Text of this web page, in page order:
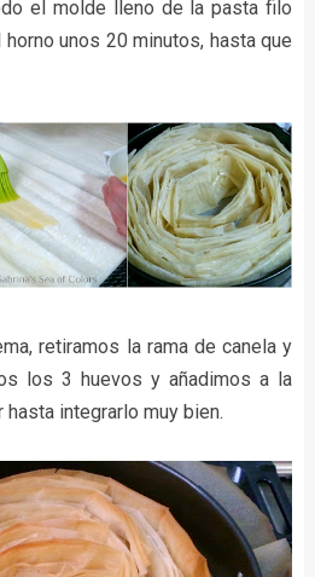
el molde lleno de la pasta filo
unos 20 minutos, hasta que
retiramos la rama de canela y
los 3 huevos y añadimos a la
integrarlo muy bien.